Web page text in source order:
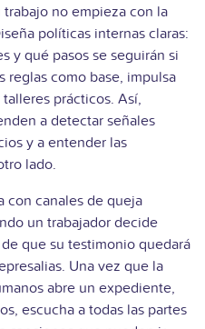
no empieza con la
políticas internas claras:
y qué pasos se seguirán si
reglas como base, impulsa
prácticos. Así,
a detectar señales
y a entender las
lado.
con canales de queja
un trabajador decide
que su testimonio quedará
Una vez que la
abre un expediente,
escucha a todas las partes